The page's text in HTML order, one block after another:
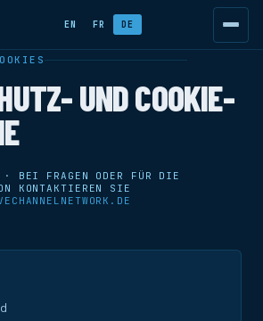
EN FR DE
UND COOKIE-
BEI FRAGEN ODER FÜR DIE
KONTAKTIEREN SIE